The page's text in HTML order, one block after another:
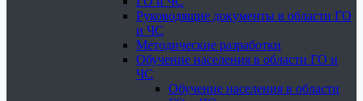
Руководящие документы в области ГО
и ЧС
Методические разработки
Обучение населения в области ГО и
ЧС
Обучение населения в области